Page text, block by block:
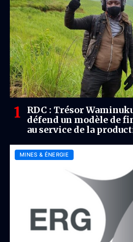
RDC : Trésor
défend un modèle de
au service de la
MINES & ÉNERGIE